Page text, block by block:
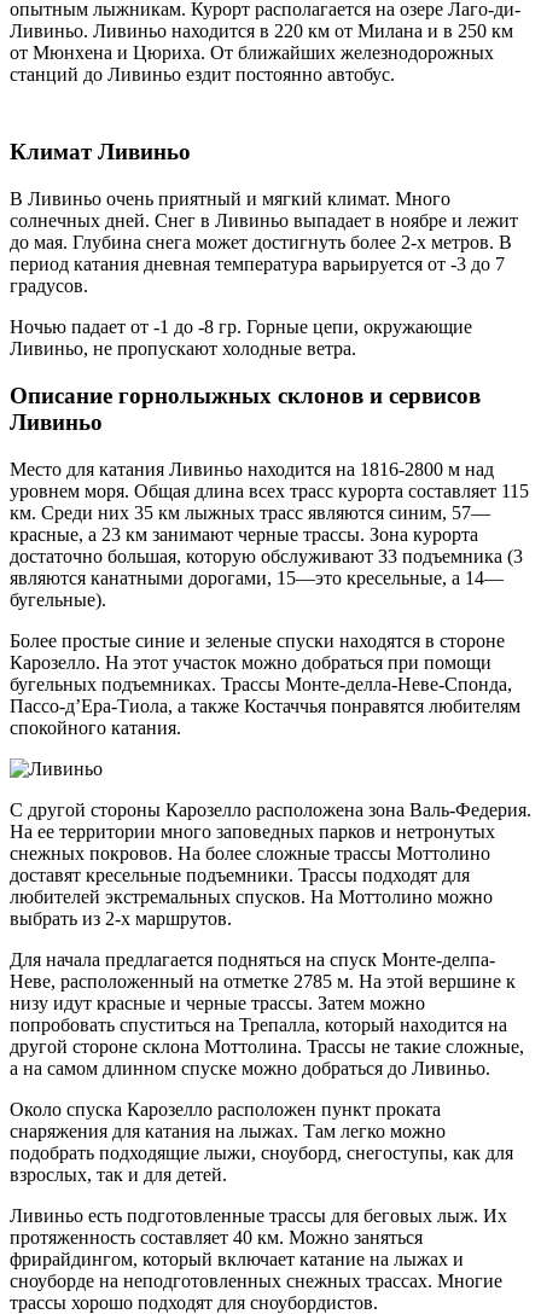
опытным лыжникам. Курорт располагается на озере Лаго-ди-
Ливиньо. Ливиньо находится в 220 км от Милана и в 250 км
от Мюнхена и Цюриха. От ближайших железнодорожных
станций до Ливиньо ездит постоянно автобус.
Климат Ливиньо
В Ливиньо очень приятный и мягкий климат. Много
солнечных дней. Снег в Ливиньо выпадает в ноябре и лежит
до мая. Глубина снега может достигнуть более 2-х метров. В
период катания дневная температура варьируется от -3 до 7
градусов.
Ночью падает от -1 до -8 гр. Горные цепи, окружающие
Ливиньо, не пропускают холодные ветра.
Описание горнолыжных склонов и сервисов
Ливиньо
Место для катания Ливиньо находится на 1816-2800 м над
уровнем моря. Общая длина всех трасс курорта составляет 115
км. Среди них 35 км лыжных трасс являются синим, 57—
красные, а 23 км занимают черные трассы. Зона курорта
достаточно большая, которую обслуживают 33 подъемника (3
являются канатными дорогами, 15—это кресельные, а 14—
бугельные).
Более простые синие и зеленые спуски находятся в стороне
Карозелло. На этот участок можно добраться при помощи
бугельных подъемниках. Трассы Монте-делла-Неве-Спонда,
Пассо-д’Ера-Тиола, а также Костаччья понравятся любителям
спокойного катания.
С другой стороны Карозелло расположена зона Валь-Федерия.
На ее территории много заповедных парков и нетронутых
снежных покровов. На более сложные трассы Моттолино
доставят кресельные подъемники. Трассы подходят для
любителей экстремальных спусков. На Моттолино можно
выбрать из 2-х маршрутов.
Для начала предлагается подняться на спуск Монте-делпа-
Неве, расположенный на отметке 2785 м. На этой вершине к
низу идут красные и черные трассы. Затем можно
попробовать спуститься на Трепалла, который находится на
другой стороне склона Моттолина. Трассы не такие сложные,
а на самом длинном спуске можно добраться до Ливиньо.
Около спуска Карозелло расположен пункт проката
снаряжения для катания на лыжах. Там легко можно
подобрать подходящие лыжи, сноуборд, снегоступы, как для
взрослых, так и для детей.
Ливиньо есть подготовленные трассы для беговых лыж. Их
протяженность составляет 40 км. Можно заняться
фрирайдингом, который включает катание на лыжах и
сноуборде на неподготовленных снежных трассах. Многие
трассы хорошо подходят для сноубордистов.